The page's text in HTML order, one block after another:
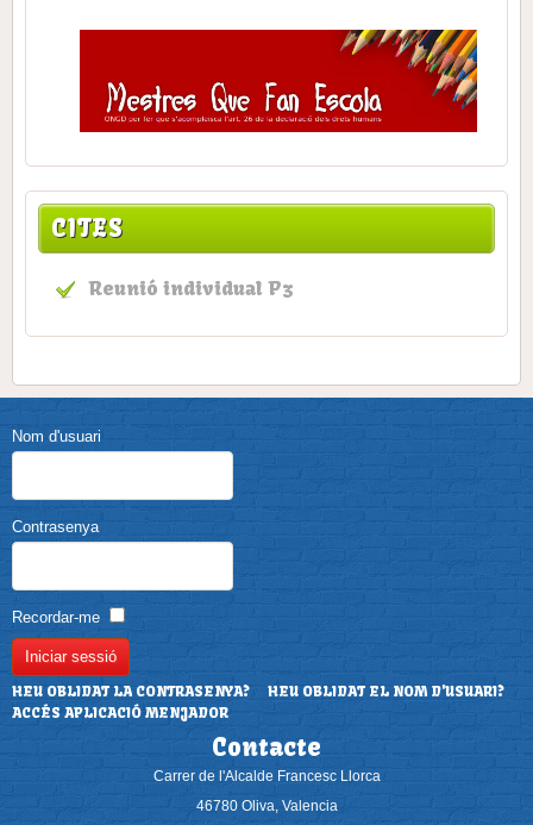
CITES
Reunió individual P3
Nom d'usuari
Contrasenya
Recordar-me
HEU OBLIDAT LA CONTRASENYA?
HEU OBLIDAT EL NOM D'USUARI?
ACCÉS APLICACIÓ MENJADOR
Contacte
Carrer de l'Alcalde Francesc Llorca
46780 Oliva, Valencia